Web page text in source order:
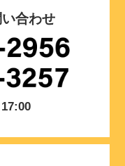
合わせ